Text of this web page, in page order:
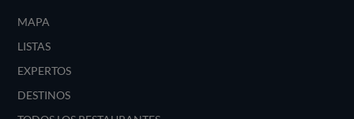
MAPA
LISTAS
EXPERTOS
DESTINOS